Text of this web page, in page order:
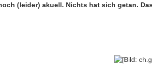
(leider) akuell. Nichts hat sich getan.